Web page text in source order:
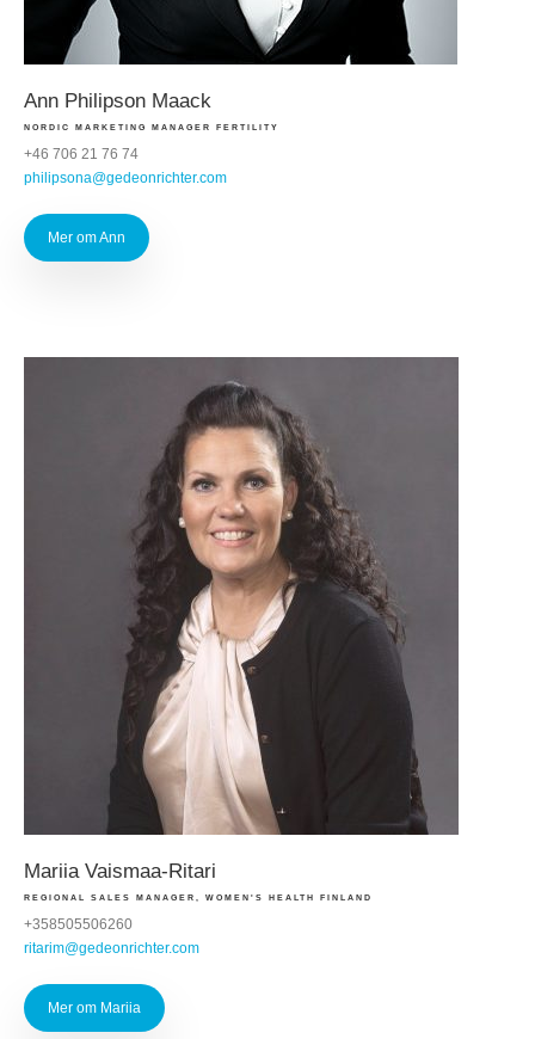
Ann Philipson Maack
NORDIC MARKETING MANAGER FERTILITY
+46 706 21 76 74
philipsona@gedeonrichter.com
Mer om Ann
Mariia Vaismaa-Ritari
REGIONAL SALES MANAGER, WOMEN'S HEALTH FINLAND
+358505506260
ritarim@gedeonrichter.com
Mer om Mariia